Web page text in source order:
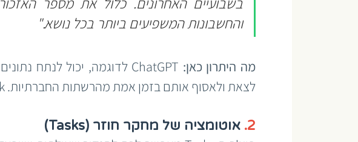
והחשבונות המשפיעים ביותר בכל נושא."
מה היתרון כאן:
לצאת ולאסוף אותם בזמן אמת מהרשתות החברתיות. Grok עושה גם וגם.
2. אוטומציה של מחקר חוזר (Tasks)